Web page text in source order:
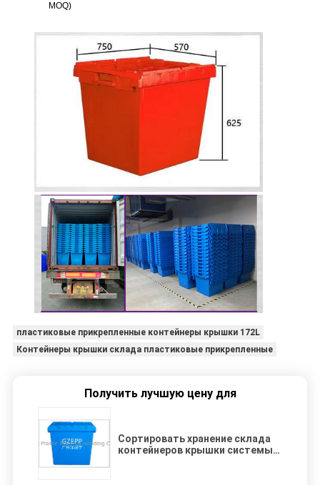
MOQ)
пластиковые прикрепленные контейнеры крышки 172L
Контейнеры крышки склада пластиковые прикрепленные
Получить лучшую цену для
Сортировать хранение склада
контейнеров крышки системы